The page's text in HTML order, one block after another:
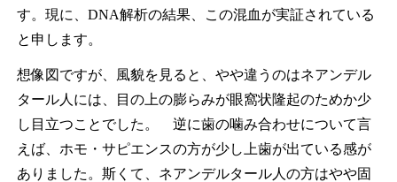
す。現に、DNA解析の結果、この混血が実証されている
と申します。
想像図ですが、風貌を見ると、やや違うのはネアンデル
タール人には、目の上の膨らみが眼窩状隆起のためか少
し目立つことでした。 逆に歯の噛み合わせについて言
えば、ホモ・サピエンスの方が少し上歯が出ている感が
ありました。斯くて、ネアンデルタール人の方はやや固